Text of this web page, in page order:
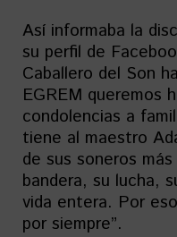
Así informaba la
su perfil de
Caballero del Son
EGREM queremos
condolencias a
tiene al maestro
de sus soneros
bandera, su lucha,
vida entera. Por
por siempre”.